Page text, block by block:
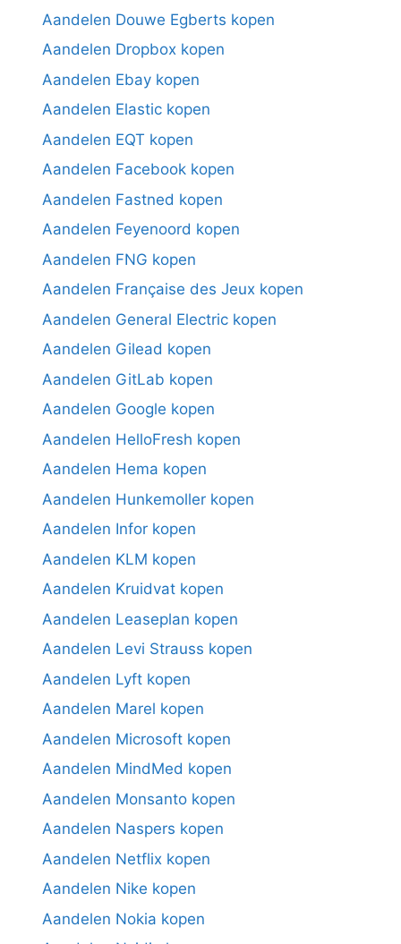
Aandelen Douwe Egberts kopen
Aandelen Dropbox kopen
Aandelen Ebay kopen
Aandelen Elastic kopen
Aandelen EQT kopen
Aandelen Facebook kopen
Aandelen Fastned kopen
Aandelen Feyenoord kopen
Aandelen FNG kopen
Aandelen Française des Jeux kopen
Aandelen General Electric kopen
Aandelen Gilead kopen
Aandelen GitLab kopen
Aandelen Google kopen
Aandelen HelloFresh kopen
Aandelen Hema kopen
Aandelen Hunkemoller kopen
Aandelen Infor kopen
Aandelen KLM kopen
Aandelen Kruidvat kopen
Aandelen Leaseplan kopen
Aandelen Levi Strauss kopen
Aandelen Lyft kopen
Aandelen Marel kopen
Aandelen Microsoft kopen
Aandelen MindMed kopen
Aandelen Monsanto kopen
Aandelen Naspers kopen
Aandelen Netflix kopen
Aandelen Nike kopen
Aandelen Nokia kopen